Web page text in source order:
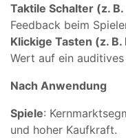
Taktile Schalter (z. B.
Feedback beim
Klickige Tasten (z. B.
Wert auf ein
Nach Anwendung
Spiele:
und hoher Kaufkraft.